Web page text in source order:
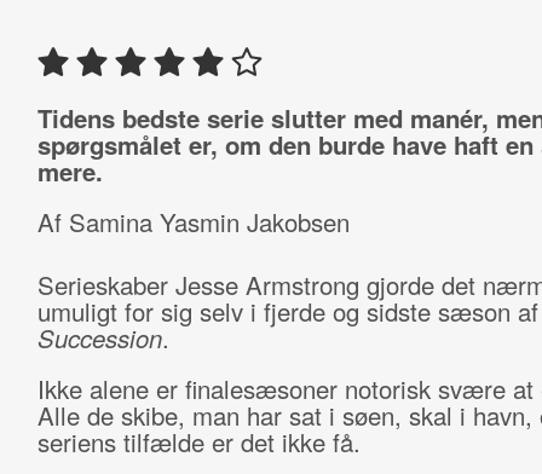
Tidens bedste serie slutter med manér,
spørgsmålet er, om den burde have haft
mere.
Af Samina Yasmin Jakobsen
Serieskaber Jesse Armstrong gjorde det
umuligt for sig selv i fjerde og sidste sæson af
Succession.
Ikke alene er finalesæsoner notorisk svære at
Alle de skibe, man har sat i søen, skal i havn,
seriens tilfælde er det ikke få.